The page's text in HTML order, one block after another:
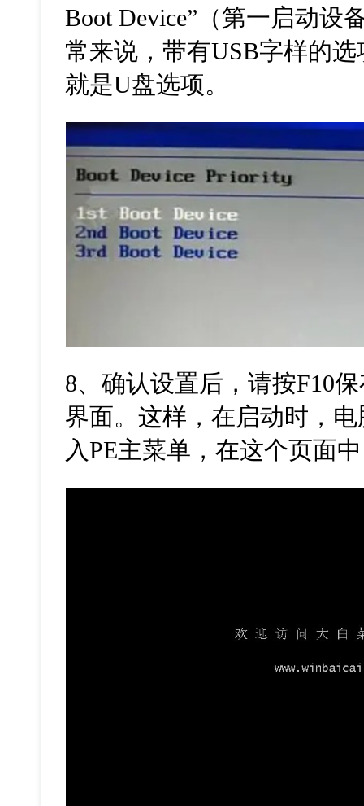
Boot Device” （第一启动设
常来说，带有USB字样的
就是U盘选项。
8、确认设置后，请按F10
界面。这样，在启动时，
入PE主菜单，在这个页面